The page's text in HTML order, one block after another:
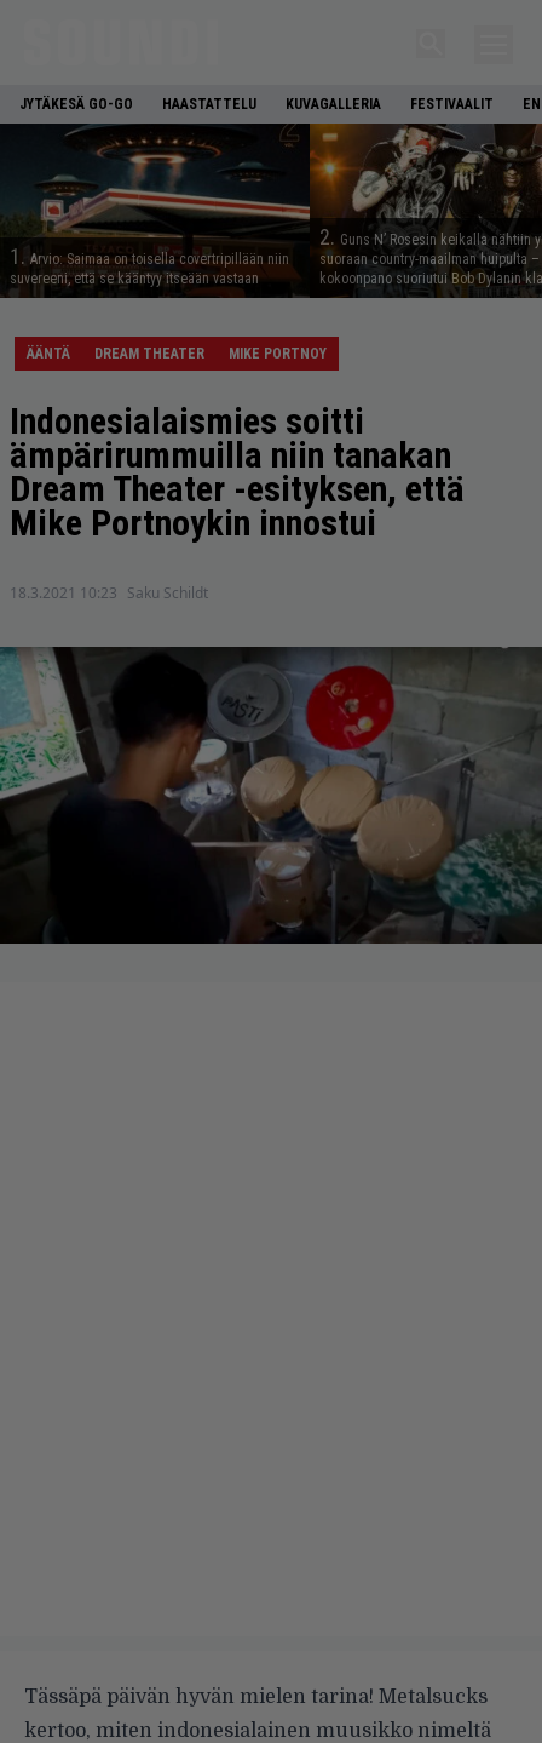
JYTÄKESÄ GO-GO HAASTATTELU KUVAGALLERIA FESTIVAALIT
1. Arvio: Saimaa on toisella covertripillään niin
suvereeni, että se kääntyy itseään vastaan
2. Guns N’ Rosesin keikalla nähtiin
suoraan country-maailman huipulta
kokoonpano suoriutui Bob Dylanin
ÄÄNTÄ DREAM THEATER MIKE PORTNOY
Indonesialaismies soitti
ämpärirummuilla niin tanakan
Dream Theater -esityksen, että
Mike Portnoykin innostui
18.3.2021 10:23 Saku Schildt
Tässäpä päivän hyvän mielen tarina! Metalsucks
kertoo, miten indonesialainen muusikko nimeltä